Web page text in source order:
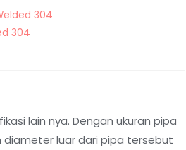
304
304
lain nya. Dengan ukuran pipa
diameter luar dari pipa tersebut